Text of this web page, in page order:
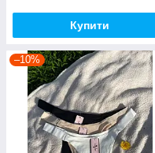
Купити
–10%